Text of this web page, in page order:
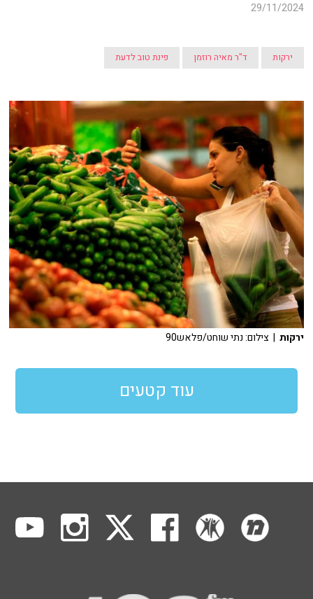
29/11/2024
ירקות ד"ר מאיה רוזמן פינת טוב לדעת
ירקות | צילום: נתי שוחט/פלאש90
עוד קטעים